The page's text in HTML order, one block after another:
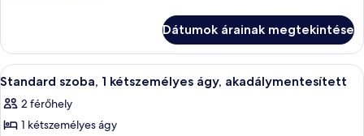
külön
ággyal,
2
egyszemélyes
ágy
2
egyszemélyes
ágy
részletei
Dátumok árainak megtekintése
A
következő
szoba
összes
Egy fürdőszoba, amelyben fehér
1
Standard szoba, 1 kétszemélyes ágy, akadálymentesített
2 férőhely
1 kétszemélyes ágy